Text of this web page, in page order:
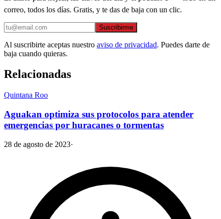
correo, todos los días. Gratis, y te das de baja con un clic.
Suscribirme
Al suscribirte aceptas nuestro aviso de privacidad. Puedes darte de
baja cuando quieras.
Relacionadas
Quintana Roo
Aguakan optimiza sus protocolos para atender
emergencias por huracanes o tormentas
28 de agosto de 2023·